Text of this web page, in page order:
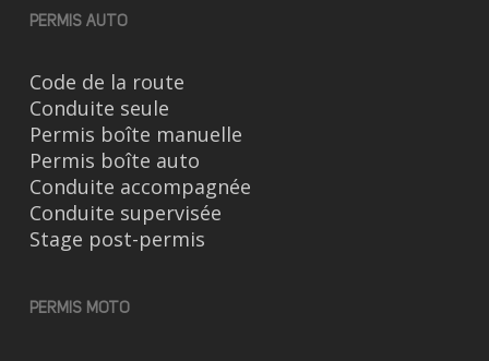
PERMIS AUTO
Code de la route
Conduite seule
Permis boîte manuelle
Permis boîte auto
Conduite accompagnée
Conduite supervisée
Stage post-permis
PERMIS MOTO